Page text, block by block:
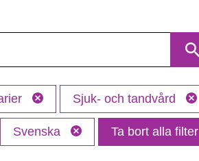
Sjuk- och tandvård
Svenska Ta bort alla filter